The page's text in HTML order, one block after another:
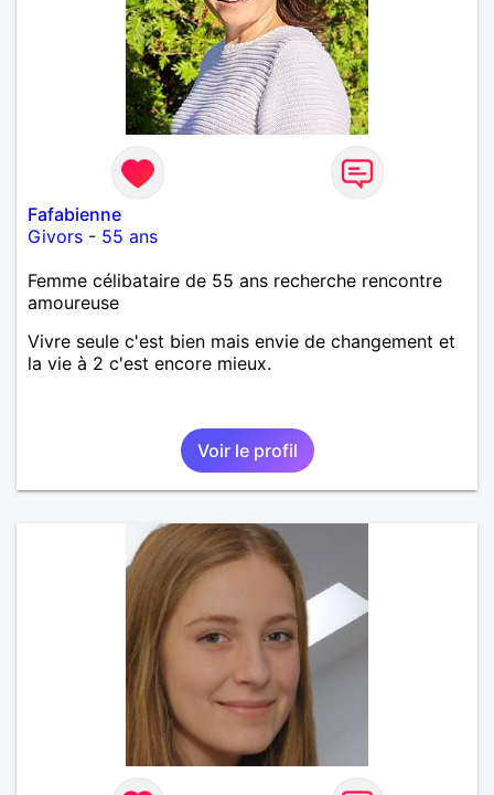
Fafabienne
Givors - 55 ans
Femme célibataire de 55 ans recherche rencontre
amoureuse
Vivre seule c'est bien mais envie de changement et
la vie à 2 c'est encore mieux.
Voir le profil